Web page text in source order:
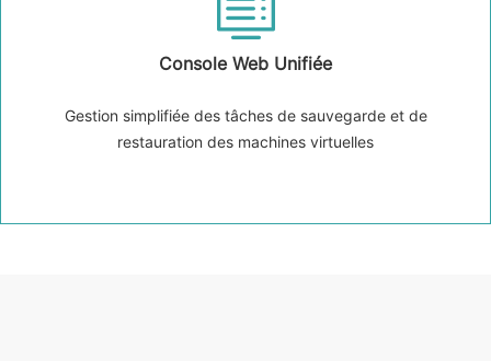
Console Web Unifiée
Gestion simplifiée des tâches de sauvegarde et de
restauration des machines virtuelles